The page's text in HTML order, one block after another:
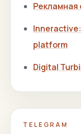
Рекламная
platform
Digital
TELEGRAM